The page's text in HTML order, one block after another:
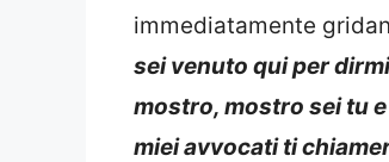
immediatamente
sei venuto qui per
mostro, mostro sei tu
miei avvocati ti